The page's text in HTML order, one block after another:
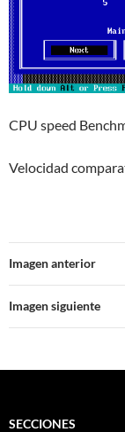
CPU speed
Velocidad
Imagen anterior
Imagen siguiente
SECCIONES